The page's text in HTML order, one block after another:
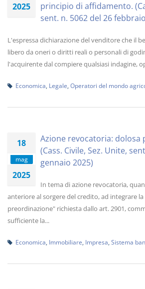
2025
principio di affidamento.
sent. n. 5062 del 26
L'espressa dichiarazione del venditore che il
libero da oneri o diritti reali o personali di
l'acquirente dal compiere qualsiasi indagine,
Economica Legale Operatori del mondo
18
mag
2025
Azione revocatoria: dolosa
(Cass. Civile, Sez. Unite,
gennaio 2025)
In tema di azione revocatoria,
anteriore al sorgere del credito, ad integrare
preordinazione" richiesta dallo art. 2901,
sufficiente la...
Economica Immobiliare Impresa Sistema